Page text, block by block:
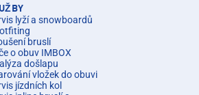
lyží a snowboardů
bruslí
o obuv IMBOX
došlapu
vložek do obuvi
jízdních kol